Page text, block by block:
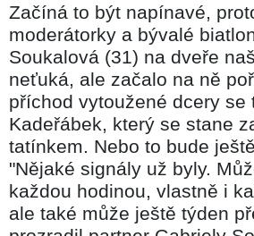
Začíná to být napínavé,
moderátorky a bývalé
Soukalová (31) na dveře
neťuká, ale začalo na ně
příchod vytoužené dcery se
Kadeřábek, který se stane
tatínkem. Nebo to bude
"Nějaké signály už byly.
každou hodinou, vlastně i
ale také může ještě týden